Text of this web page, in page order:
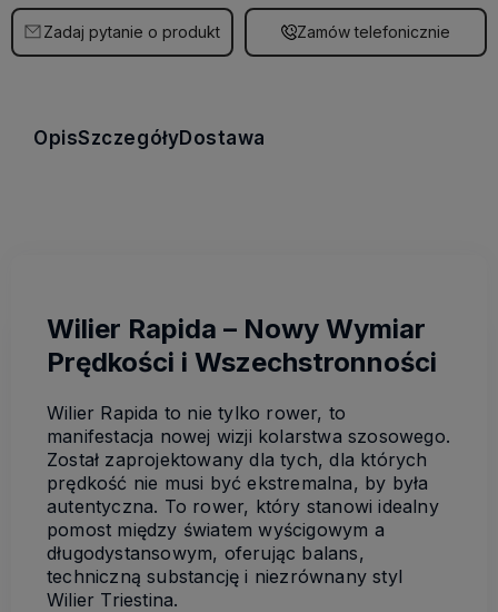
Zadaj pytanie o produkt Zamów telefonicznie
OpisSzczegółyDostawa
Wilier Rapida – Nowy Wymiar
Prędkości i Wszechstronności
Wilier Rapida to nie tylko rower, to
manifestacja nowej wizji kolarstwa szosowego.
Został zaprojektowany dla tych, dla których
prędkość nie musi być ekstremalna, by była
autentyczna. To rower, który stanowi idealny
pomost między światem wyścigowym a
długodystansowym, oferując balans,
techniczną substancję i niezrównany styl
Wilier Triestina.